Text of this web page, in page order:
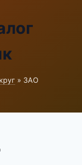
» ЗАО